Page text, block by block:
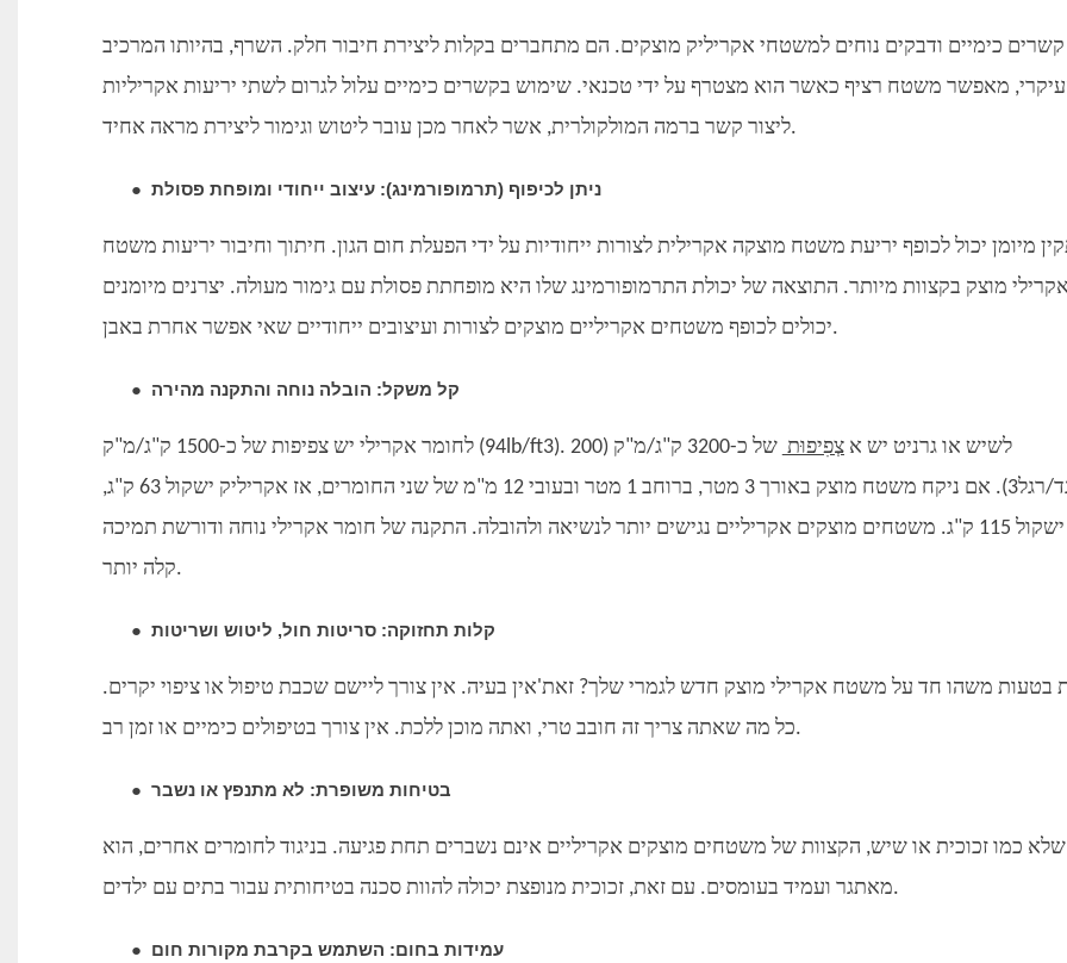
קשרים כימיים ודבקים נוחים למשטחי אקריליק מוצקים. הם מתחברים בקלות ליצירת חיבור חלק. השרף, בהיותו המרכיב
מאפשר משטח רציף כאשר הוא מצטרף על ידי טכנאי. שימוש בקשרים כימיים עלול לגרום לשתי יריעות אקריליות
ליצור קשר ברמה המולקולרית, אשר לאחר מכן עובר ליטוש וגימור ליצירת מראה אחיד.
● ניתן לכיפוף (תרמופורמינג): עיצוב ייחודי ומופחת פסולת
מיומן יכול לכופף יריעת משטח מוצקה אקרילית לצורות ייחודיות על ידי הפעלת חום הגון. חיתוך וחיבור יריעות משטח
מוצק בקצוות מיותר. התוצאה של יכולת התרמופורמינג שלו היא מופחתת פסולת עם גימור מעולה. יצרנים מיומנים
יכולים לכופף משטחים אקריליים מוצקים לצורות ועיצובים ייחודיים שאי אפשר אחרת באבן.
● קל משקל: הובלה נוחה והתקנה מהירה
לחומר אקרילי יש צפיפות של כ-1500 ק"ג/מ"ק (94lb/ft3). לשיש או גרניט יש אצְפִיפוּת
של כ-3200 ק"ג/מ"ק (200
פאונד/רגל3). אם ניקח משטח מוצק באורך 3 מטר, ברוחב 1 מטר ובעובי 12 מ"מ של שני החומרים, אז אקריליק ישקול 63 ק"ג,
ושיש ישקול 115 ק"ג. משטחים מוצקים אקריליים נגישים יותר לנשיאה ולהובלה. התקנה של חומר אקרילי נוחה ודורשת תמיכה
קלה יותר.
● קלות תחזוקה: סריטות חול, ליטוש ושריטות
בטעות משהו חד על משטח אקרילי מוצק חדש לגמרי שלך? זאת'אין בעיה. אין צורך ליישם שכבת טיפול או ציפוי יקרים.
כל מה שאתה צריך זה חובב טרי, ואתה מוכן ללכת. אין צורך בטיפולים כימיים או זמן רב.
● בטיחות משופרת: לא מתנפץ או נשבר
שלא כמו זכוכית או שיש, הקצוות של משטחים מוצקים אקריליים אינם נשברים תחת פגיעה. בניגוד לחומרים אחרים, הוא
מאתגר ועמיד בעומסים. עם זאת, זכוכית מנופצת יכולה להוות סכנה בטיחותית עבור בתים עם ילדים.
● עמידות בחום: השתמש בקרבת מקורות חום